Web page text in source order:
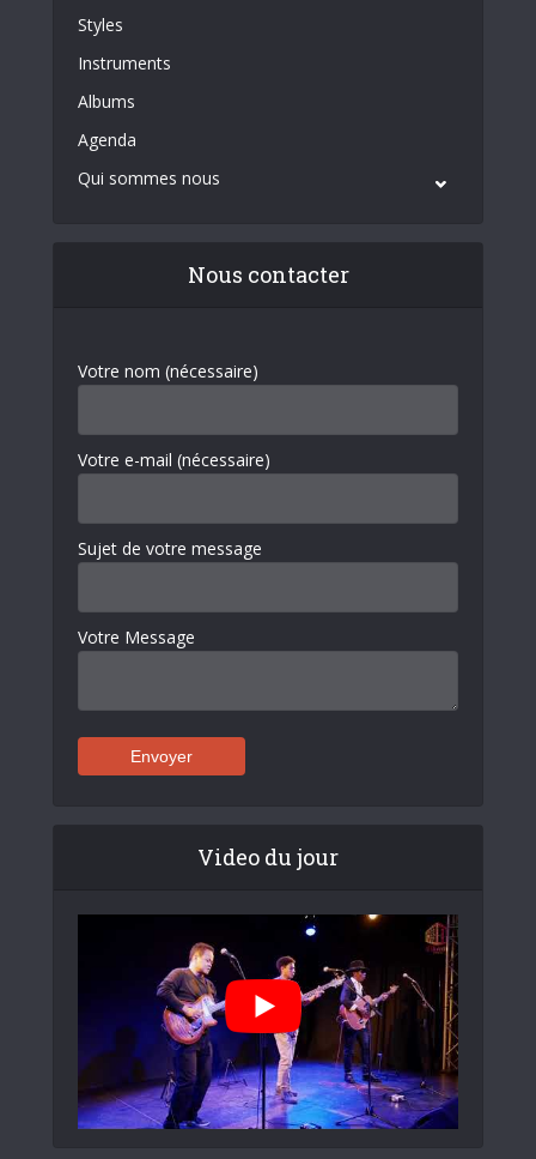
Styles
Instruments
Albums
Agenda
Qui sommes nous
Nous contacter
Votre nom (nécessaire)
Votre e-mail (nécessaire)
Sujet de votre message
Votre Message
Video du jour